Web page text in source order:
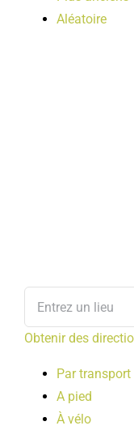
Aléatoire
Obtenir des
Par
A pied
À vélo